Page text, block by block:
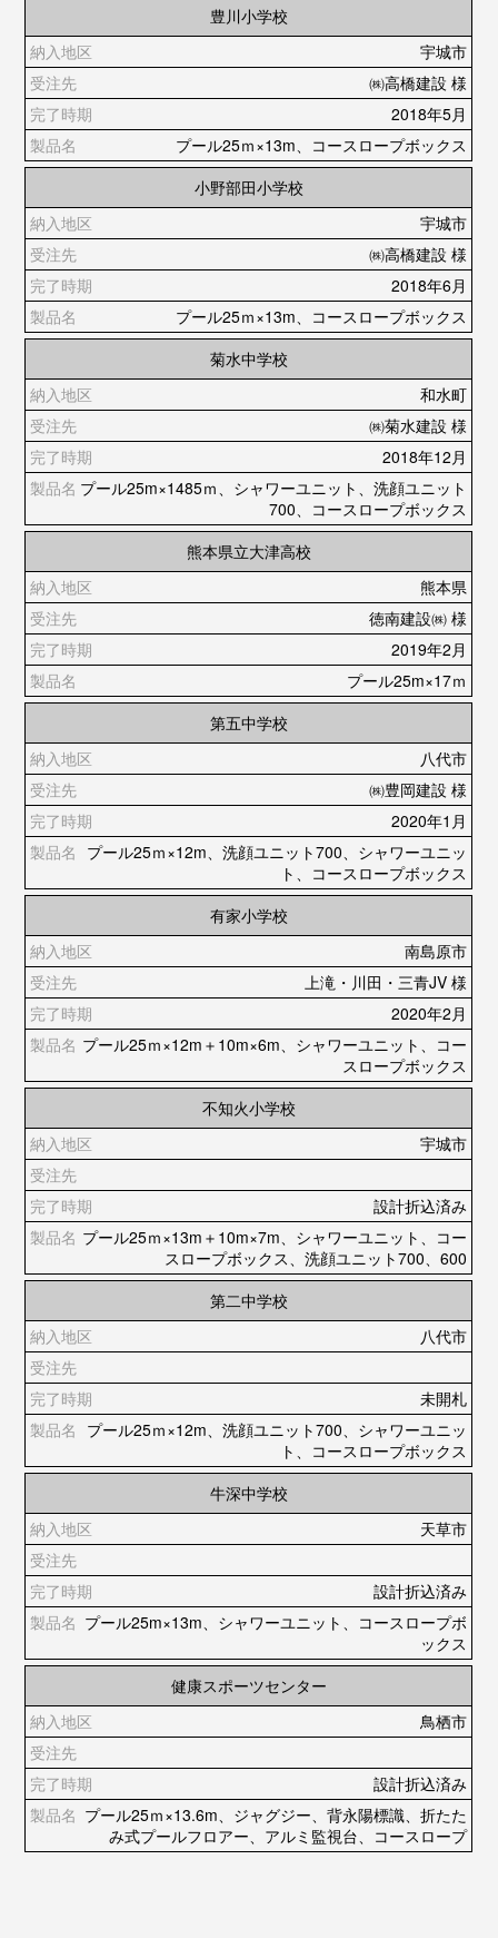
豊川小学校
宇城市
㈱高橋建設 様
2018年5月
プール25ｍ×13m、コースロープボックス
小野部田小学校
宇城市
㈱高橋建設 様
2018年6月
プール25ｍ×13m、コースロープボックス
菊水中学校
和水町
㈱菊水建設 様
2018年12月
プール25m×1485ｍ、シャワーユニット、洗顔ユニット
700、コースロープボックス
熊本県立大津高校
熊本県
徳南建設㈱ 様
2019年2月
プール25m×17ｍ
第五中学校
八代市
㈱豊岡建設 様
2020年1月
プール25ｍ×12m、洗顔ユニット700、シャワーユニッ
ト、コースロープボックス
有家小学校
南島原市
上滝・川田・三青JV 様
2020年2月
プール25ｍ×12m＋10m×6m、シャワーユニット、コー
スロープボックス
不知火小学校
宇城市
設計折込済み
プール25ｍ×13m＋10m×7m、シャワーユニット、コー
スロープボックス、洗顔ユニット700、600
第二中学校
八代市
未開札
プール25ｍ×12m、洗顔ユニット700、シャワーユニッ
ト、コースロープボックス
牛深中学校
天草市
設計折込済み
プール25m×13m、シャワーユニット、コースロープボ
ックス
健康スポーツセンター
鳥栖市
設計折込済み
プール25ｍ×13.6m、ジャグジー、背永陽標識、折たた
み式プールフロアー、アルミ監視台、コースロープ